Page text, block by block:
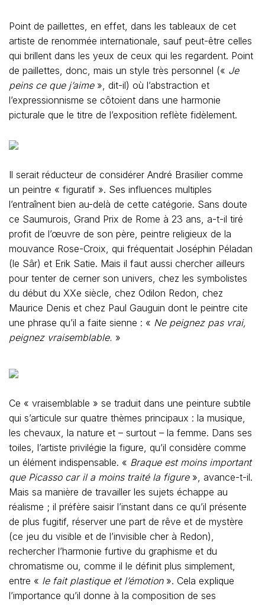
Point de paillettes, en effet, dans les tableaux de cet
artiste de renommée internationale, sauf peut-être celles
qui brillent dans les yeux de ceux qui les regardent. Point
de paillettes, donc, mais un style très personnel (« Je
peins ce que j’aime», dit-il) où l’abstraction et
l’expressionnisme se côtoient dans une harmonie
picturale que le titre de l’exposition reflète fidèlement.
Il serait réducteur de considérer André Brasilier comme
un peintre « figuratif ». Ses influences multiples
l’entraînent bien au-delà de cette catégorie. Sans doute
ce Saumurois, Grand Prix de Rome à 23 ans, a-t-il tiré
profit de l’œuvre de son père, peintre religieux de la
mouvance Rose-Croix, qui fréquentait Joséphin Péladan
(le Sâr) et Erik Satie. Mais il faut aussi chercher ailleurs
pour tenter de cerner son univers, chez les symbolistes
du début du XXe siècle, chez Odilon Redon, chez
Maurice Denis et chez Paul Gauguin dont le peintre cite
une phrase qu’il a faite sienne : « Ne peignez pas vrai,
peignez vraisemblable. »
Ce « vraisemblable » se traduit dans une peinture subtile
qui s’articule sur quatre thèmes principaux : la musique,
les chevaux, la nature et – surtout – la femme. Dans ses
toiles, l’artiste privilégie la figure, qu’il considère comme
un élément indispensable. « Braque est moins important
que Picasso car il a moins traité la figure», avance-t-il.
Mais sa manière de travailler les sujets échappe au
réalisme ; il préfère saisir l’instant dans ce qu’il présente
de plus fugitif, réserver une part de rêve et de mystère
(ce jeu du visible et de l’invisible cher à Redon),
rechercher l’harmonie furtive du graphisme et du
chromatisme ou, comme il le définit plus simplement,
entre « le fait plastique et l’émotion». Cela explique
l’importance qu’il donne à la composition de ses